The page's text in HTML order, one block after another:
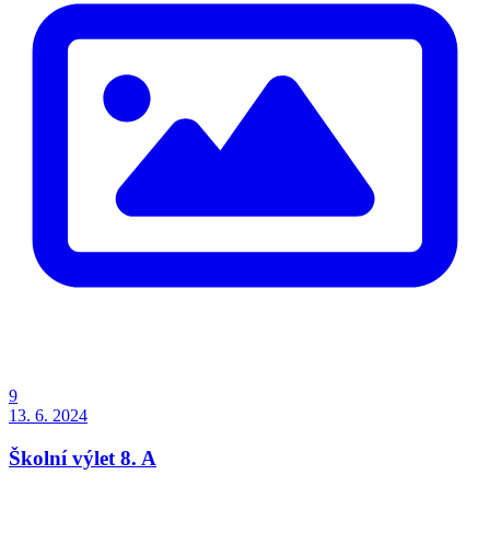
9
13. 6. 2024
Školní výlet 8. A